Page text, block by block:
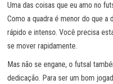
Uma das coisas que eu amo no
Como a quadra é menor do que
rápido e intenso. Você precisa
se mover rapidamente.
Mas não se engane, o futsal
dedicação. Para ser um bom